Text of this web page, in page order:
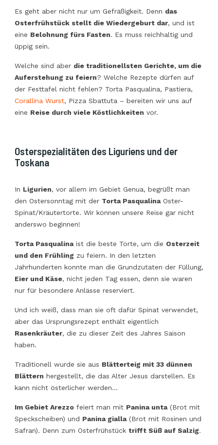
Es geht aber nicht nur um Gefräßigkeit. Denn das
Osterfrühstück stellt die Wiedergeburt dar, und ist
eine Belohnung fürs Fasten. Es muss reichhaltig und
üppig sein.
Welche sind aber die traditionellsten Gerichte, um die
Auferstehung zu feiern? Welche Rezepte dürfen auf
der Festtafel nicht fehlen? Torta Pasqualina, Pastiera,
Corallina Wurst, Pizza Sbattuta – bereiten wir uns auf
eine Reise durch viele Köstlichkeiten vor.
Osterspezialitäten des Liguriens und der
Toskana
In Ligurien, vor allem im Gebiet Genua, begrüßt man
den Ostersonntag mit der Torta PasqualinaOster-
Spinat/Kräutertorte. Wir können unsere Reise gar nicht
anderswo beginnen!
Torta Pasqualinaist die beste Torte, um die Osterzeit
und den Frühling zu feiern. In den letzten
Jahrhunderten konnte man die Grundzutaten der Füllung,
Eier und Käse, nicht jeden Tag essen, denn sie waren
nur für besondere Anlässe reserviert.
Und ich weiß, dass man sie oft dafür Spinat verwendet,
aber das Ursprungsrezept enthält eigentlich
Rasenkräuter, die zu dieser Zeit des Jahres Saison
haben.
Traditionell wurde sie aus Blätterteig mit 33 dünnen
Blättern hergestellt, die das Alter Jesus darstellen. Es
kann nicht österlicher werden…
Im Gebiet Arezzo feiert man mit Panina unta(Brot mit
Speckscheiben) und Panina gialla(Brot mit Rosinen und
Safran). Denn zum Osterfrühstück trifft Süß auf Salzig.